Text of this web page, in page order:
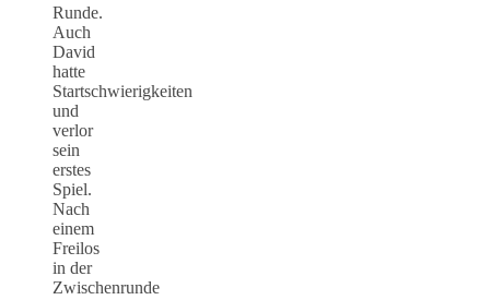
Runde.
Auch
David
hatte
Startschwierigkeiten
und
verlor
sein
erstes
Spiel.
Nach
einem
Freilos
in der
Zwischenrunde